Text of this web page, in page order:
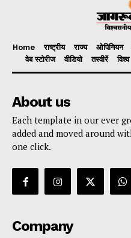
Home राष्ट्रीय राज्य ओपिनियन
वेब स्टोरीज
वीडियो तस्वीरें विश्व
About us
Each template in our ever
added and moved around
one click.
Company